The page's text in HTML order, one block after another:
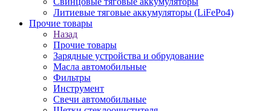
Литиевые тяговые аккумуляторы (LiFePo4)
Прочие товары
Назад
Прочие товары
Зарядные устройства и обрудование
Масла автомобильные
Фильтры
Инструмент
Свечи автомобильные